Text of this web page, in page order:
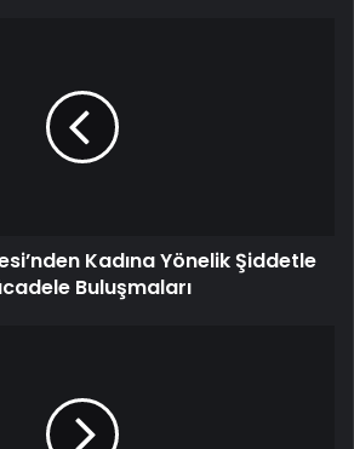
Kadına Yönelik Şiddetle
Buluşmaları